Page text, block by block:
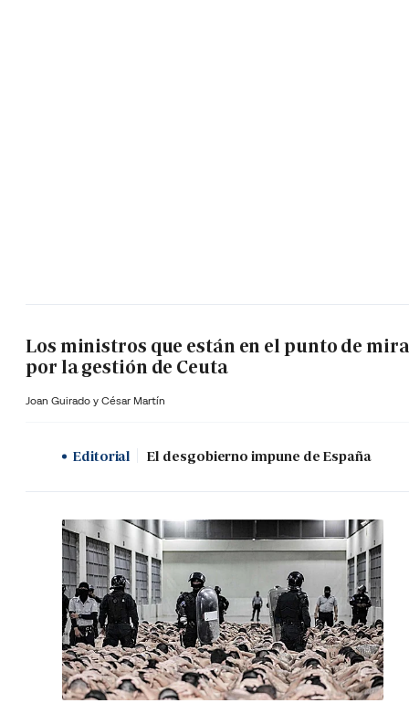
Los ministros que están en el punto de mira
por la gestión de Ceuta
Joan Guirado y César Martín
Editorial El desgobierno impune de España